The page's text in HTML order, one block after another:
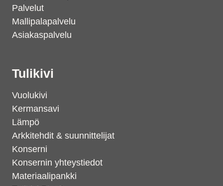
Palvelut
Mallipalapalvelu
Asiakaspalvelu
Tulikivi
Vuolukivi
Kermansavi
Lämpö
Arkkitehdit & suunnittelijat
Konserni
Konsernin yhteystiedot
Materiaalipankki